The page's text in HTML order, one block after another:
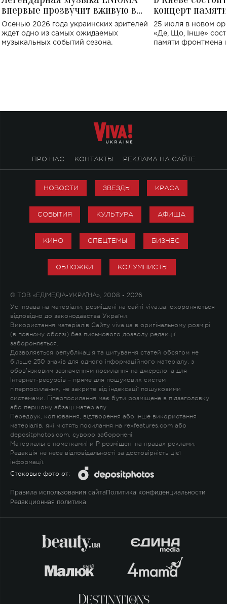
впервые прозвучит вживую в
Украине: где состоится концерт
Осенью 2026 года украинских зрителей
ждет одно из самых ожидаемых
музыкальных событий сезона.
концерт
Клименко:
исполнят песни
25 июля в новом
«Де, Що, Інше»
памяти фронтмена
ПРО НАС КОНТАКТЫ РЕКЛАМА НА САЙТЕ
НОВОСТИ ЗВЕЗДЫ КРАСА
СОБЫТИЯ КУЛЬТУРА АФИША
КИНО СПЕЦТЕМЫ БИЗНЕС
ОБЛОЖКИ КОЛУМНИСТЫ
© ТОВ «ЕДІМЕДІА-УКРАЇНА», 2008 - 2026
Усі права на матеріали, розміщені на сайті viva.ua, охороняються
відповідно до законодавства України.
Використання матеріалів Сайту viva.ua в оригінальному розмірі
(в повному обсязі) без письмового дозволу редакції
забороняється.
Дозволяється републікація та цитування статей обсягом не
більше 250 знаків для одного інформаційного матеріалу, з
обов'язковим зазначенням посилання на джерело, а для
Інтернет-ресурсів – пряме для пошукових систем
гіперпосилання, не закрите від індексації пошуковими
системами. Гіперпосилання має бути розміщене в підзаголовку
або першому абзаці матеріалу.
Передрук, копіювання, відтворення або інше використання
матеріалів, які містять посилання на rexfeatures.com або
depositphotos.com, суворо заборонені.
Материалы с пометками! и P розміщені на правах реклами.
Редакція не несе відповідальності за достовірність цієї
інформації.
Стоковые фото от:
Правила использования сайта Политика конфиденциальности
Редакционная политика